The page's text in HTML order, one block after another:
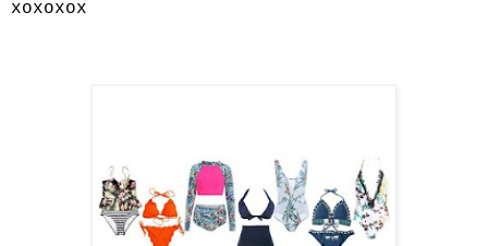
xoxoxox